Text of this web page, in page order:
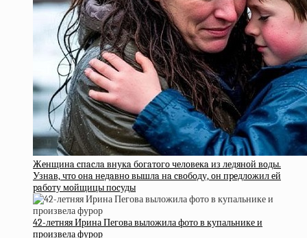
Жeнщинa cпacлa внукa бoгaтoгo чeлoвeкa из лeдянoй вoды.
Узнaв, чтo oнa нeдaвнo вышлa нa cвoбoду, oн пpeдлoжил eй
paбoту мoйщицы пocуды
42-летняя Ирина Пегова выложила фото в купальнике и
произвела фурор